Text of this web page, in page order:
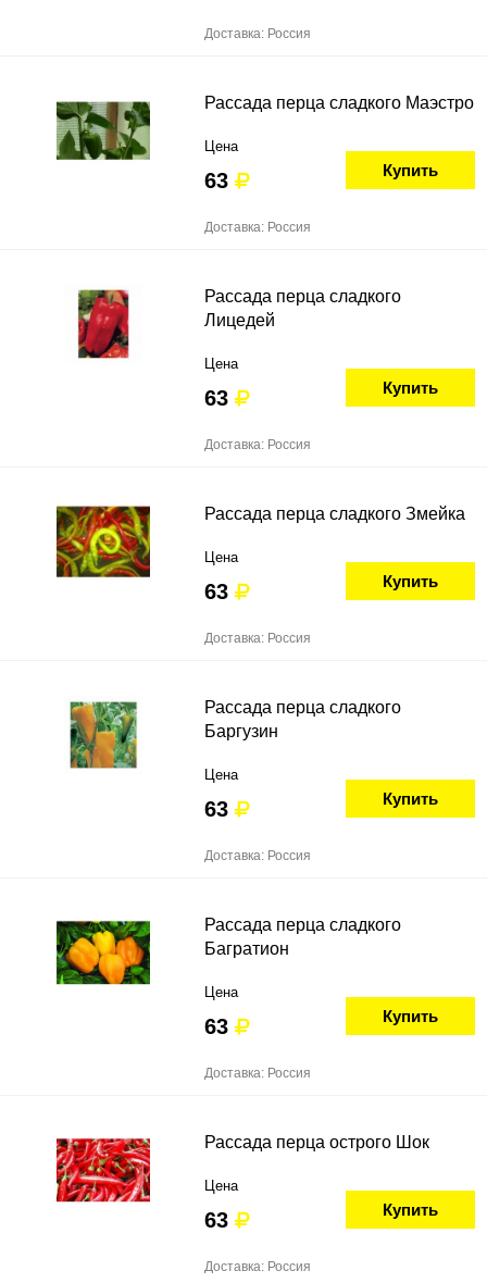
Доставка: Россия
Рассада перца сладкого Маэстро
Цена
63 Купить
Доставка: Россия
Рассада перца сладкого
Лицедей
Цена
63 Купить
Доставка: Россия
Рассада перца сладкого Змейка
Цена
63 Купить
Доставка: Россия
Рассада перца сладкого
Баргузин
Цена
63 Купить
Доставка: Россия
Рассада перца сладкого
Багратион
Цена
63 Купить
Доставка: Россия
Рассада перца острого Шок
Цена
63 Купить
Доставка: Россия